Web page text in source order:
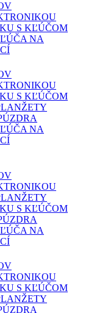
S KĽÚČOM
NA
S KĽÚČOM
NA
S KĽÚČOM
NA
S KĽÚČOM